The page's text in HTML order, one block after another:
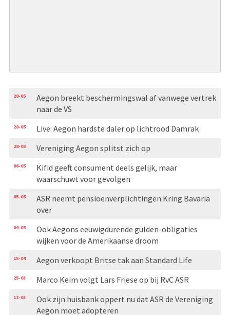
28-05
Aegon breekt beschermingswal af vanwege vertrek
naar de VS
28-05 Live: Aegon hardste daler op lichtrood Damrak
28-05 Vereniging Aegon splitst zich op
06-05
Kifid geeft consument deels gelijk, maar
waarschuwt voor gevolgen
05-05
ASR neemt pensioenverplichtingen Kring Bavaria
over
04-05
Ook Aegons eeuwigdurende gulden-obligaties
wijken voor de Amerikaanse droom
15-04 Aegon verkoopt Britse tak aan Standard Life
25-03 Marco Keim volgt Lars Friese op bij RvC ASR
12-03
Ook zijn huisbank oppert nu dat ASR de Vereniging
Aegon moet adopteren